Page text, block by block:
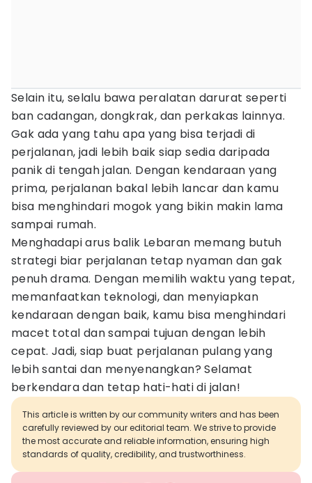
Selain itu, selalu bawa peralatan darurat seperti
ban cadangan, dongkrak, dan perkakas lainnya.
Gak ada yang tahu apa yang bisa terjadi di
perjalanan, jadi lebih baik siap sedia daripada
panik di tengah jalan. Dengan kendaraan yang
prima, perjalanan bakal lebih lancar dan kamu
bisa menghindari mogok yang bikin makin lama
sampai rumah.
Menghadapi arus balik Lebaran memang butuh
strategi biar perjalanan tetap nyaman dan gak
penuh drama. Dengan memilih waktu yang tepat,
memanfaatkan teknologi, dan menyiapkan
kendaraan dengan baik, kamu bisa menghindari
macet total dan sampai tujuan dengan lebih
cepat. Jadi, siap buat perjalanan pulang yang
lebih santai dan menyenangkan? Selamat
berkendara dan tetap hati-hati di jalan!
This article is written by our community writers and has been
carefully reviewed by our editorial team. We strive to provide
the most accurate and reliable information, ensuring high
standards of quality, credibility, and trustworthiness.